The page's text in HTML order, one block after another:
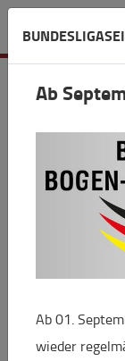
Schieß-
Plunkauer
23730
www.ssv-
Ab
Ab 01.
wieder